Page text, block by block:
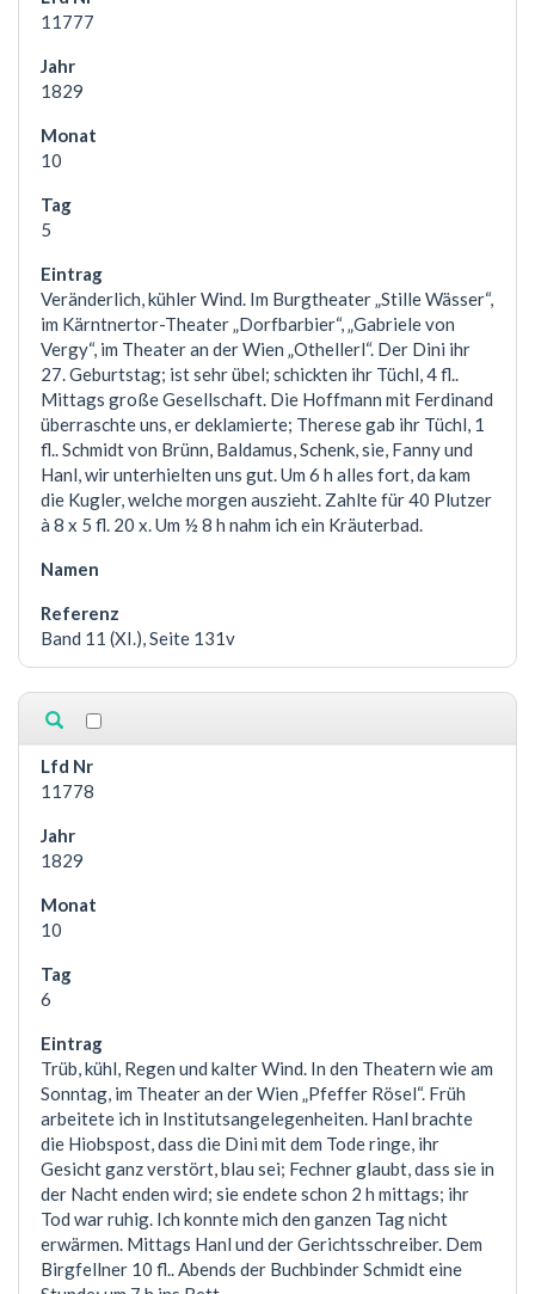
11777
1829
10
5
Veränderlich, kühler Wind. Im Burgtheater „Stille Wässer“,
im Kärntnertor-Theater „Dorfbarbier“, „Gabriele von
Vergy“, im Theater an der Wien „Othellerl“. Der Dini ihr
27. Geburtstag; ist sehr übel; schickten ihr Tüchl, 4 fl..
Mittags große Gesellschaft. Die Hoffmann mit Ferdinand
überraschte uns, er deklamierte; Therese gab ihr Tüchl, 1
fl.. Schmidt von Brünn, Baldamus, Schenk, sie, Fanny und
Hanl, wir unterhielten uns gut. Um 6 h alles fort, da kam
die Kugler, welche morgen auszieht. Zahlte für 40 Plutzer
à 8 x 5 fl. 20 x. Um ½ 8 h nahm ich ein Kräuterbad.
Band 11 (XI.), Seite 131v
11778
1829
10
6
Trüb, kühl, Regen und kalter Wind. In den Theatern wie am
Sonntag, im Theater an der Wien „Pfeffer Rösel“. Früh
arbeitete ich in Institutsangelegenheiten. Hanl brachte
die Hiobspost, dass die Dini mit dem Tode ringe, ihr
Gesicht ganz verstört, blau sei; Fechner glaubt, dass sie in
der Nacht enden wird; sie endete schon 2 h mittags; ihr
Tod war ruhig. Ich konnte mich den ganzen Tag nicht
erwärmen. Mittags Hanl und der Gerichtsschreiber. Dem
Birgfellner 10 fl.. Abends der Buchbinder Schmidt eine